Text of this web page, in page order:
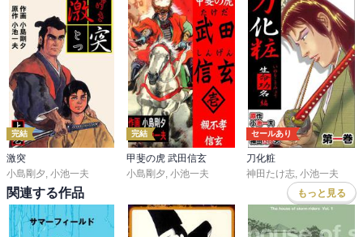
完結
激突
小島剛夕 小池一夫
完結
甲斐の虎 武田信玄
小島剛夕 小池一夫
セールあり
刀化粧
神田たけ志 小池一夫
関連する作品 もっと見る